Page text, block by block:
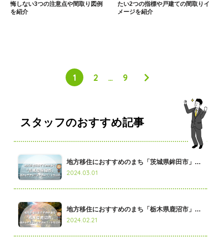
悔しない3つの注意点や間取り図例
を紹介
たい2つの指標や戸建ての間取りイ
メージを紹介
1 2 … 9
スタッフのおすすめ記事
地方移住におすすめのまち「茨城県鉾田市」...
2024.03.01
地方移住におすすめのまち「栃木県鹿沼市」...
2024.02.21